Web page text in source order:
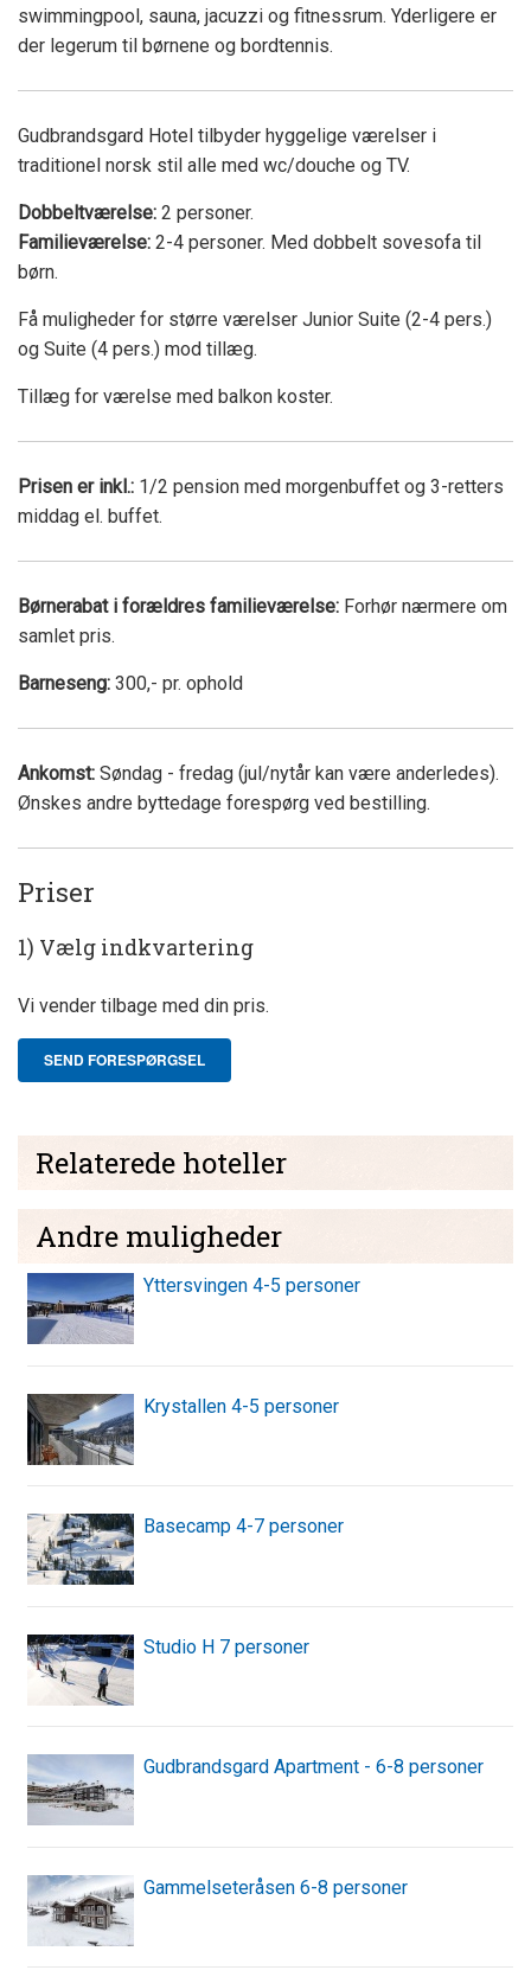
swimmingpool, sauna, jacuzzi og fitnessrum. Yderligere er
der legerum til børnene og bordtennis.
Gudbrandsgard Hotel tilbyder hyggelige værelser i
traditionel norsk stil alle med wc/douche og TV.
Dobbeltværelse: 2 personer.
Familieværelse: 2-4 personer. Med dobbelt sovesofa til
børn.
Få muligheder for større værelser Junior Suite (2-4 pers.)
og Suite (4 pers.) mod tillæg.
Tillæg for værelse med balkon koster.
Prisen er inkl.: 1/2 pension med morgenbuffet og 3-retters
middag el. buffet.
Børnerabat i forældres familieværelse: Forhør nærmere om
samlet pris.
Barneseng: 300,- pr. ophold
Ankomst: Søndag - fredag (jul/nytår kan være anderledes).
Ønskes andre byttedage forespørg ved bestilling.
Priser
1) Vælg indkvartering
Vi vender tilbage med din pris.
SEND FORESPØRGSEL
Relaterede hoteller
Andre muligheder
Yttersvingen 4-5 personer
Krystallen 4-5 personer
Basecamp 4-7 personer
Studio H 7 personer
Gudbrandsgard Apartment - 6-8 personer
Gammelseteråsen 6-8 personer